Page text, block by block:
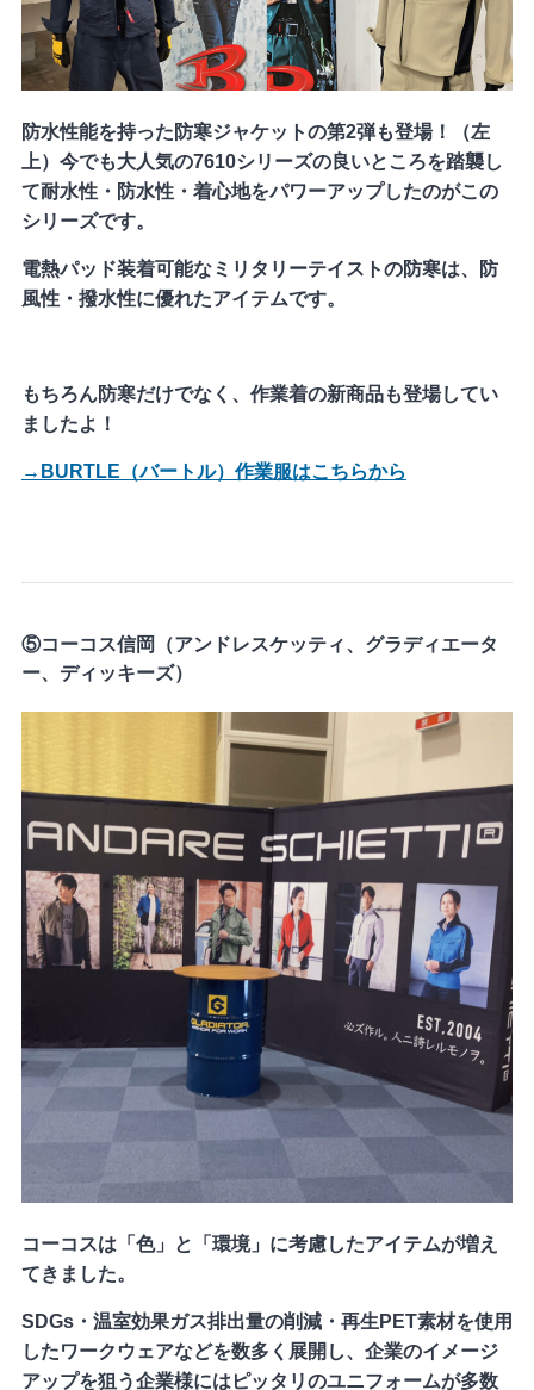
防水性能を持った防寒ジャケットの第2弾も登場！（左
上）今でも大人気の7610シリーズの良いところを踏襲し
て耐水性・防水性・着心地をパワーアップしたのがこの
シリーズです。
電熱パッド装着可能なミリタリーテイストの防寒は、防
風性・撥水性に優れたアイテムです。
もちろん防寒だけでなく、作業着の新商品も登場してい
ましたよ！
→BURTLE（バートル）作業服はこちらから
⑤コーコス信岡（アンドレスケッティ、グラディエータ
ー、ディッキーズ）
コーコスは「色」と「環境」に考慮したアイテムが増え
てきました。
SDGs・温室効果ガス排出量の削減・再生PET素材を使用
したワークウェアなどを数多く展開し、企業のイメージ
アップを狙う企業様にはピッタリのユニフォームが多数